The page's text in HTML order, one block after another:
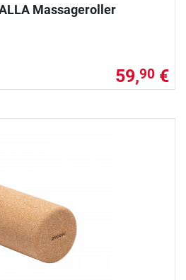
Massageroller
59,90 €